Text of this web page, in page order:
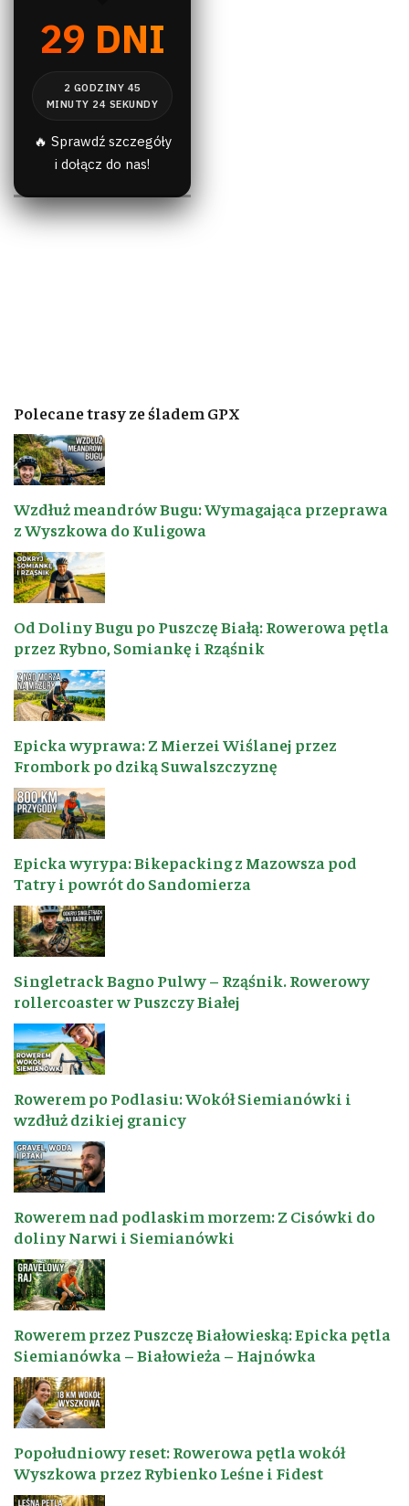
29 DNI
🔥 Sprawdź szczegóły
i dołącz do nas!
Polecane trasy ze śladem GPX
Wzdłuż meandrów Bugu: Wymagająca przeprawa
z Wyszkowa do Kuligowa
Od Doliny Bugu po Puszczę Białą: Rowerowa pętla
przez Rybno, Somiankę i Rząśnik
Epicka wyprawa: Z Mierzei Wiślanej przez
Frombork po dziką Suwalszczyznę
Epicka wyrypa: Bikepacking z Mazowsza pod
Tatry i powrót do Sandomierza
Singletrack Bagno Pulwy – Rząśnik. Rowerowy
rollercoaster w Puszczy Białej
Rowerem po Podlasiu: Wokół Siemianówki i
wzdłuż dzikiej granicy
Rowerem nad podlaskim morzem: Z Cisówki do
doliny Narwi i Siemianówki
Rowerem przez Puszczę Białowieską: Epicka pętla
Siemianówka – Białowieża – Hajnówka
Popołudniowy reset: Rowerowa pętla wokół
Wyszkowa przez Rybienko Leśne i Fidest